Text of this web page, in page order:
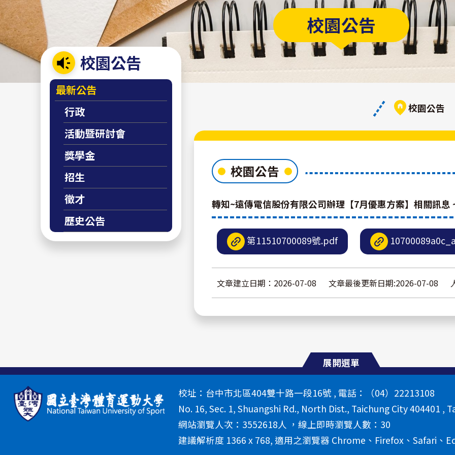
校園公告
校園公告
最新公告
行政
活動暨研討會
獎學金
招生
徵才
歷史公告
校園公告
校園公告
轉知~遠傳電信股份有限公司辦理【7月優惠方案】相關訊息
第11510700089號.pdf
文章建立日期：2026-07-08 文章最後更新日期:2026-07-08
展開選單
校址：台中市北區404雙十路一段16號 , 電話：（04）22213108
No. 16, Sec. 1, Shuangshi Rd., North Dist., Taichung City 404401 ,
網站瀏覽人次：3552618人 ，線上即時瀏覽人數：30
建議解析度 1366 x 768, 適用之瀏覽器 Chrome、Firefox、Safari、